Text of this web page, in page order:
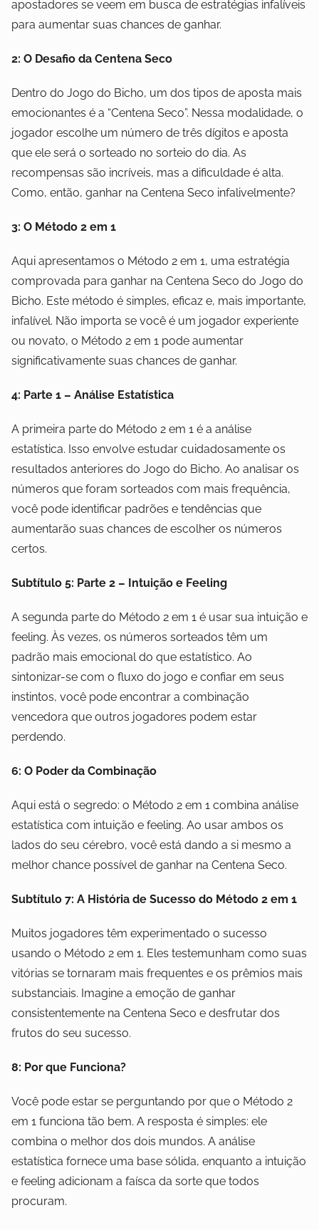
apostadores se veem em busca de estratégias infalíveis
para aumentar suas chances de ganhar.
2: O Desafio da Centena Seco
Dentro do Jogo do Bicho, um dos tipos de aposta mais
emocionantes é a “Centena Seco”. Nessa modalidade, o
jogador escolhe um número de três dígitos e aposta
que ele será o sorteado no sorteio do dia. As
recompensas são incríveis, mas a dificuldade é alta.
Como, então, ganhar na Centena Seco infalivelmente?
3: O Método 2 em 1
Aqui apresentamos o Método 2 em 1, uma estratégia
comprovada para ganhar na Centena Seco do Jogo do
Bicho. Este método é simples, eficaz e, mais importante,
infalível. Não importa se você é um jogador experiente
ou novato, o Método 2 em 1 pode aumentar
significativamente suas chances de ganhar.
4: Parte 1 – Análise Estatística
A primeira parte do Método 2 em 1 é a análise
estatística. Isso envolve estudar cuidadosamente os
resultados anteriores do Jogo do Bicho. Ao analisar os
números que foram sorteados com mais frequência,
você pode identificar padrões e tendências que
aumentarão suas chances de escolher os números
certos.
Subtítulo 5: Parte 2 – Intuição e Feeling
A segunda parte do Método 2 em 1 é usar sua intuição e
feeling. Às vezes, os números sorteados têm um
padrão mais emocional do que estatístico. Ao
sintonizar-se com o fluxo do jogo e confiar em seus
instintos, você pode encontrar a combinação
vencedora que outros jogadores podem estar
perdendo.
6: O Poder da Combinação
Aqui está o segredo: o Método 2 em 1 combina análise
estatística com intuição e feeling. Ao usar ambos os
lados do seu cérebro, você está dando a si mesmo a
melhor chance possível de ganhar na Centena Seco.
Subtítulo 7: A História de Sucesso do Método 2 em 1
Muitos jogadores têm experimentado o sucesso
usando o Método 2 em 1. Eles testemunham como suas
vitórias se tornaram mais frequentes e os prêmios mais
substanciais. Imagine a emoção de ganhar
consistentemente na Centena Seco e desfrutar dos
frutos do seu sucesso.
8: Por que Funciona?
Você pode estar se perguntando por que o Método 2
em 1 funciona tão bem. A resposta é simples: ele
combina o melhor dos dois mundos. A análise
estatística fornece uma base sólida, enquanto a intuição
e feeling adicionam a faísca da sorte que todos
procuram.